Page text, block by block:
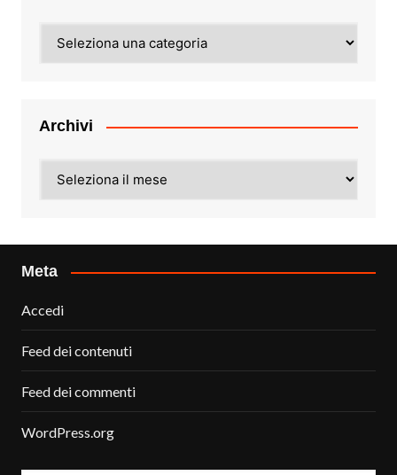
Archivi
Meta
Accedi
Feed dei contenuti
Feed dei commenti
WordPress.org